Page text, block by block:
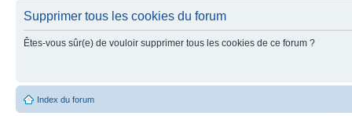
Supprimer tous les cookies du forum
Êtes-vous sûr(e) de vouloir supprimer tous les cookies de ce forum ?
Index du forum